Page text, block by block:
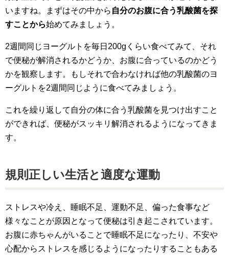
いますね。まずはその中から 自分のお腹に合う乳酸菌を探
すことから始めてみましょう。
2週間同じヨーグルトを毎日200gくらい食べてみて、それ
で便秘が解消されるかどうか、お腹に合っているのかどう
かを観察します。もしそれで合わなければ他の乳酸菌のヨ
ーグルトを2週間同じように食べてみましょう。
これを繰り返して自分の体に合う乳酸菌を見つけ出すこと
ができれば、便秘がスッキリ解消されるようになってきま
す。
規則正しい生活と適度な運動
ストレスや冷え、睡眠不足、運動不足、偏った食事など
様々なことが原因となって便秘は引き起こされています。
お腹に赤ちゃんがいることで睡眠不足になったり、不安や
心配からストレスを感じるようになったりすることもある